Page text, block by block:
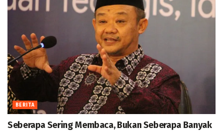
BERITA
Seberapa Sering Membaca, Bukan Seberapa Banyak